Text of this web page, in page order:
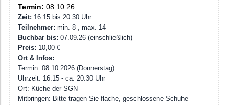
Termin: 08.10.26
Zeit: 16:15 bis 20:30 Uhr
Teilnehmer: min. 8 , max. 14
Buchbar bis: 07.09.26 (einschließlich)
Preis: 10,00 €
Ort & Infos:
Termin: 08.10.2026 (Donnerstag)
Uhrzeit: 16:15 - ca. 20:30 Uhr
Ort: Küche der SGN
Mitbringen: Bitte tragen Sie flache, geschlossene Schuhe